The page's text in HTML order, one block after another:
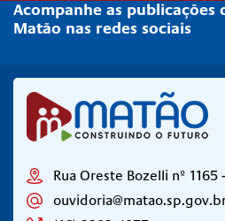
Acompanhe as publicações
Matão nas redes sociais
Rua Oreste Bozelli nº 1165